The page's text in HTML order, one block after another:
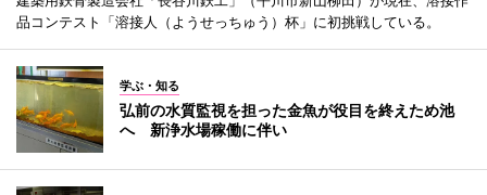
品コンテスト「溶接人（ようせっちゅう）杯」に初挑戦している。
学ぶ・知る
弘前の水質監視を担った金魚が役目を終えため池
へ 新浄水場稼働に伴い